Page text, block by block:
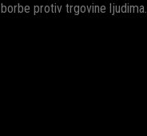
borbe protiv trgovine ljudima.